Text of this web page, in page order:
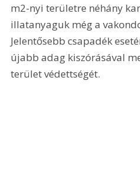
m2-nyi területre néhány
illatanyaguk még a
Jelentősebb csapadék
újabb adag kiszórásával
terület védettségét.